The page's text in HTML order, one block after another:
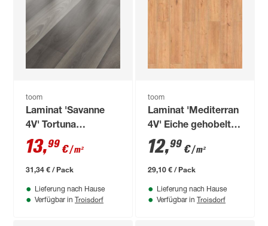
toom
Laminat 'Savanne
4V' Tortuna
dunkelbraun 7 mm
13,99 €/ m²
31,34 € / Pack
Lieferung nach Hause
Verfügbar in Troisdorf
toom
Laminat 'Mediterran
4V' Eiche gehobelt
eichefarben 7 mm
12,99 €/ m²
29,10 € / Pack
Lieferung nach Hause
Verfügbar in Troisdorf